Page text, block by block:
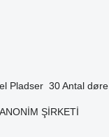
Pladser 30 Antal døre
ŞİRKETİ